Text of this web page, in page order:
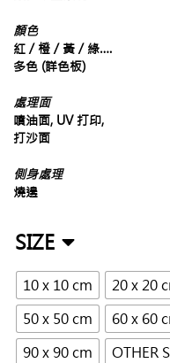
顏色
紅 / 橙 / 黃 / 綠….
多色 (詳色板)
處理面
噴油面, UV 打印,
打沙面
側身處理
燒邊
SIZE
10 x 10 cm 20 x 20
50 x 50 cm
60 x 60
90 x 90 cm
OTHER